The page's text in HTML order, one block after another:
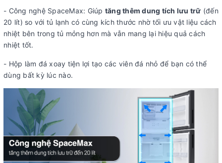
- Công nghệ SpaceMax: Giúp tăng thêm dung tích lưu trữ (đến
20 lít) so với tủ lạnh có cùng kích thước nhờ tối ưu vật liệu cách
nhiệt bên trong tủ mỏng hơn mà vẫn mang lại hiệu quả cách
nhiệt tốt.
- Hộp làm đá xoay tiện lợi tạo các viên đá nhỏ để bạn có thể
dùng bất kỳ lúc nào.